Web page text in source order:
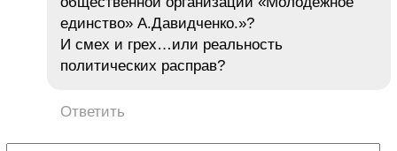
единство» А.Давидченко.»?
И смех и грех…или реальность
политических расправ?
Ответить